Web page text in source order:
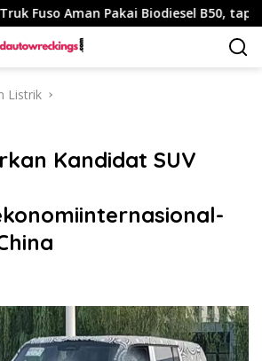
Aman Pakai Biodiesel B50, tapi Ada
Listrik
Kandidat SUV